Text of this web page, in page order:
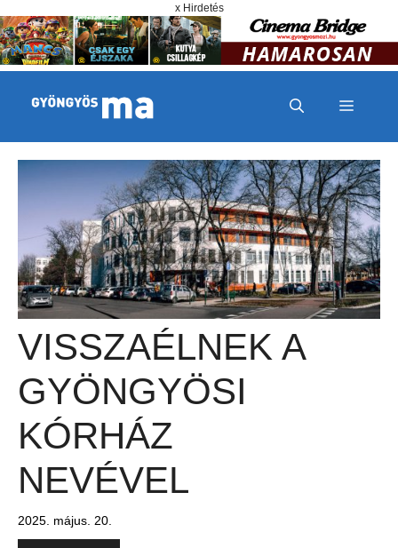
x Hirdetés
MENÜ
VISSZAÉLNEK A
GYÖNGYÖSI
KÓRHÁZ
NEVÉVEL
2025. május. 20.